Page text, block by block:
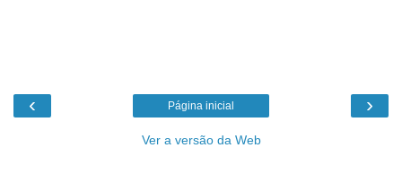
‹ ›
Página inicial
Ver a versão da Web